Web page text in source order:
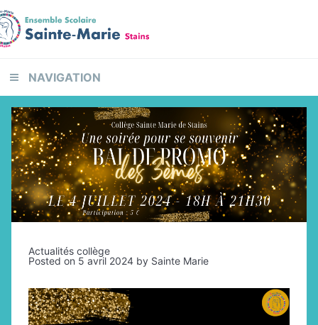
Skip
to
primary
Skip
to
content
Skip
to
footer
NAVIGATION
Actualités collège
Posted on 5 avril 2024 by Sainte Marie